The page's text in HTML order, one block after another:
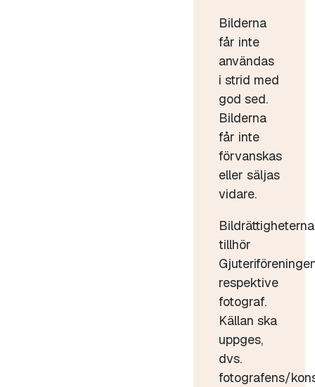
Bilderna
får inte
användas
i strid med
god sed.
Bilderna
får inte
förvanskas
eller säljas
vidare.
Bildrättigheterna
tillhör
respektive
fotograf.
Källan ska
uppges,
dvs.
fotografens/